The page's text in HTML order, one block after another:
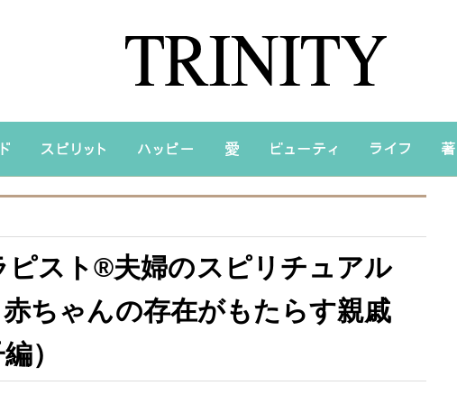
ピスト®夫婦のスピリチュアル
ちゃんの存在がもたらす親戚
）